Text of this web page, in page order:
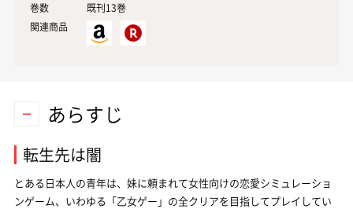
巻数
既刊13巻
関連商品
あらすじ
転生先は闇
とある日本人の青年は、妹に頼まれて女性向けの恋愛シミュレーショ
ンゲーム、いわゆる「乙女ゲー」の全クリアを目指してプレイしてい